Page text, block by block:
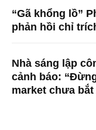
“Gã khổng lồ”
phản hồi chỉ
Nhà sáng lập
cảnh báo:
market chưa bắt